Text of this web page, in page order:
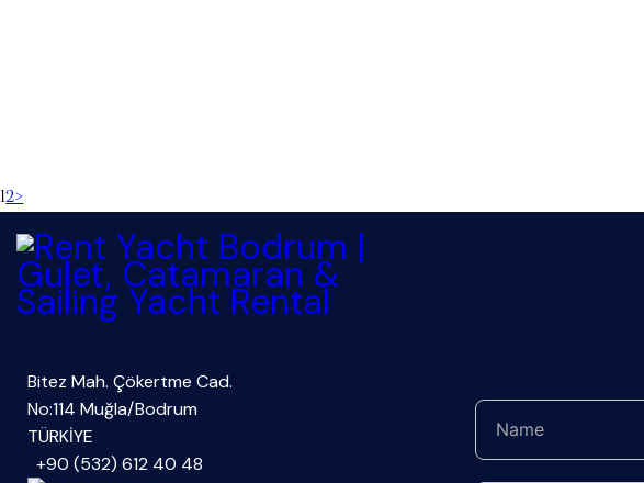
12>
Bitez Mah. Çökertme Cad.
No:114 Muğla/Bodrum
TÜRKİYE
+90 (532) 612 40 48